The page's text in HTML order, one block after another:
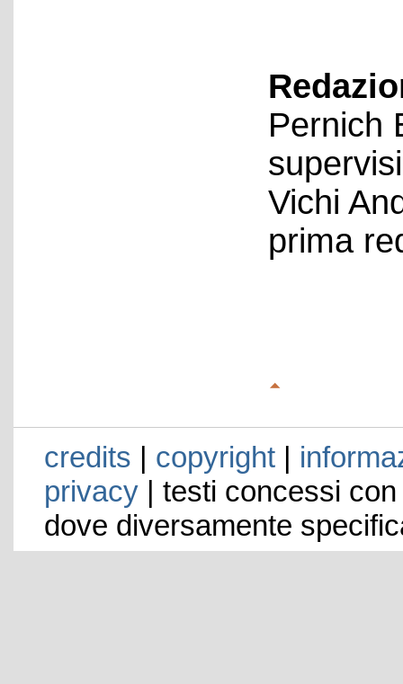
Pernich
Vichi
prima
credits | copyright|
privacy| testi concessi
dove diversamente